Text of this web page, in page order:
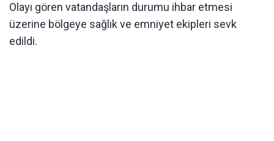
Olayı gören vatandaşların durumu ihbar etmesi
üzerine bölgeye sağlık ve emniyet ekipleri sevk
edildi.